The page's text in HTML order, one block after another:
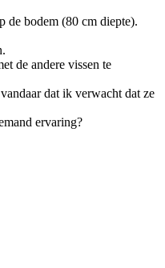
de bodem (80 cm diepte).
de andere vissen te
dat ik verwacht dat ze
ervaring?